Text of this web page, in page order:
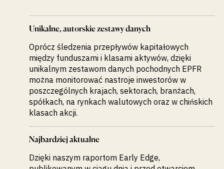
Unikalne, autorskie zestawy danych
Oprócz śledzenia przepływów kapitałowych
między funduszami i klasami aktywów, dzięki
unikalnym zestawom danych pochodnych EPFR
można monitorować nastroje inwestorów w
poszczególnych krajach, sektorach, branżach,
spółkach, na rynkach walutowych oraz w chińskich
klasach akcji.
Najbardziej aktualne
Dzięki naszym raportom Early Edge,